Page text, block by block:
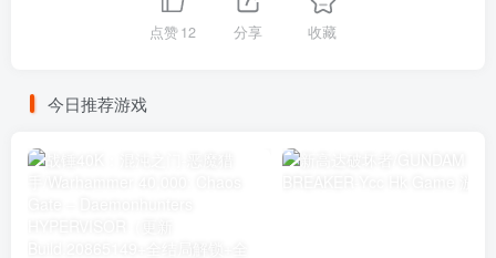
点赞12 分享 收藏
今日推荐游戏